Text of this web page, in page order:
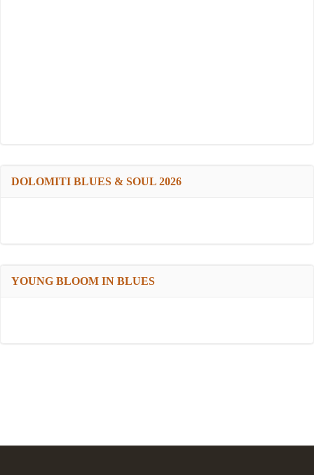
DOLOMITI BLUES & SOUL 2026
YOUNG BLOOM IN BLUES